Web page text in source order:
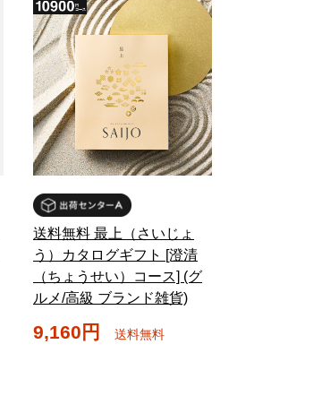
送料無料 最上（さいじょ
う）カタログギフト [澄清
（ちょうせい）コース] (グ
ルメ/高級 ブランド雑貨)
9,160円 送料無料